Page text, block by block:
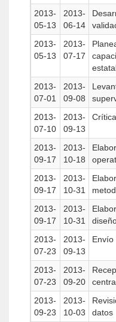
2013-
05-13
2013-
06-14
2013-
05-13
2013-
07-17
2013-
07-01
2013-
09-08
2013-
07-10
2013-
09-13
2013-
09-17
2013-
10-18
2013-
09-17
2013-
10-31
2013-
09-17
2013-
10-31
2013-
07-23
2013-
09-13
Envío
2013-
07-23
2013-
09-20
2013-
09-23
2013-
10-03
datos